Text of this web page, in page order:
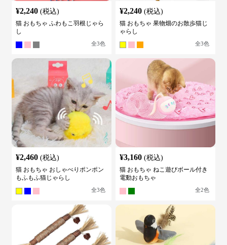
¥2,240 (税込)
猫 おもちゃ ふわもこ羽根じゃら
し
全3色
¥2,240 (税込)
猫 おもちゃ 果物畑のお散歩猫じ
ゃらし
全3色
¥2,460 (税込)
猫 おもちゃ おしゃべりポンポン
もふもふ猫じゃらし
全3色
¥3,160 (税込)
猫 おもちゃ ねこ遊びボール付き
電動おもちゃ
全2色